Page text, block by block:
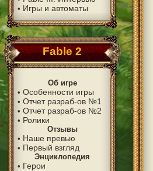
• Игры и автоматы
Fable 2
Об игре
• Особенности игры
• Отчет разраб-ов №1
• Отчет разраб-ов №2
• Ролики
Отзывы
• Наше превью
• Первый взгляд
Энциклопедия
• Герои